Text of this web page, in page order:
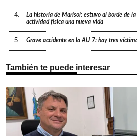
4.
La historia de Marisol: estuvo al borde de
actividad física una nueva vida
5. Grave accidente en la AU 7: hay tres
También te puede interesar